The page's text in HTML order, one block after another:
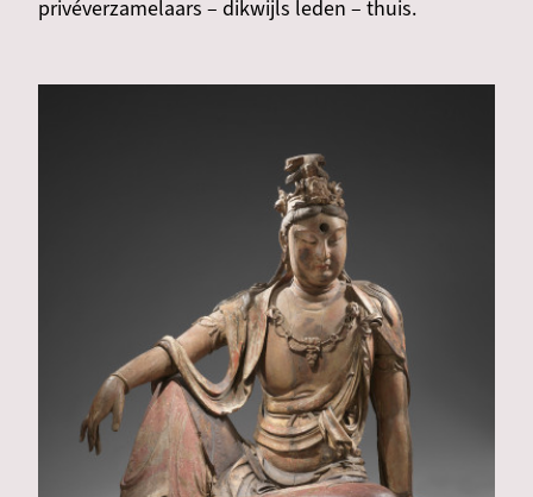
privéverzamelaars – dikwijls leden – thuis.